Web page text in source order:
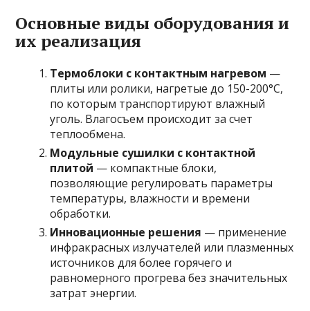
Основные виды оборудования и
их реализация
Термоблоки с контактным нагревом —
плиты или ролики, нагретые до 150-200°C,
по которым транспортируют влажный
уголь. Влагосъем происходит за счет
теплообмена.
Модульные сушилки с контактной
плитой — компактные блоки,
позволяющие регулировать параметры
температуры, влажности и времени
обработки.
Инновационные решения — применение
инфракрасных излучателей или плазменных
источников для более горячего и
равномерного прогрева без значительных
затрат энергии.